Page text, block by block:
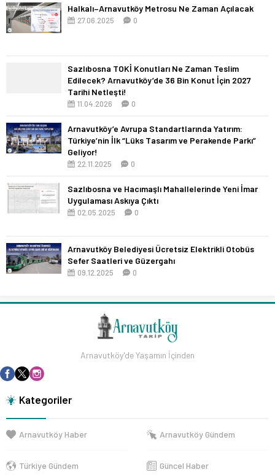
Halkalı–Arnavutköy Metrosu Ne Zaman Açılacak
27.06.2025 0
Sazlıbosna TOKİ Konutları Ne Zaman Teslim
Edilecek? Arnavutköy’de 36 Bin Konut İçin 2027
Tarihi Netleşti!
11.04.2026 0
Arnavutköy’e Avrupa Standartlarında Yatırım:
Türkiye’nin İlk “Lüks Tasarım ve Perakende Parkı”
Geliyor!
22.11.2025 0
Sazlıbosna ve Hacımaşlı Mahallelerinde Yeni İmar
Uygulaması Askıya Çıktı
02.05.2025 0
Arnavutköy Belediyesi Ücretsiz Elektrikli Otobüs
Sefer Saatleri ve Güzergahı
09.12.2025 0
Arnavutköy'de Yaşamın İçinden
Kategoriler
Arnavutköy Haber Arnavutköy Gündem
Türkiye Gündem Güncel Haber